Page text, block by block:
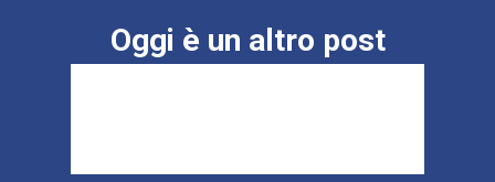
Oggi è un altro post